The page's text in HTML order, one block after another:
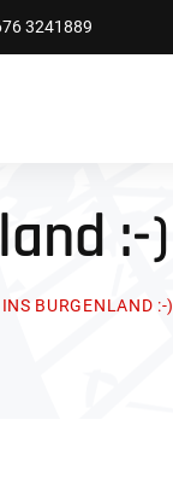
3241889
:-)
BURGENLAND :-)